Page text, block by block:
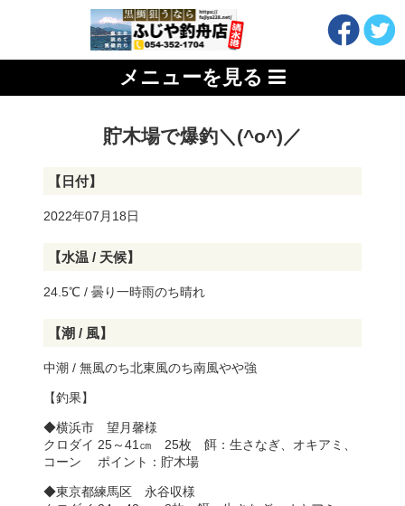
メニューを見る
貯木場で爆釣＼(^o^)／
【日付】
2022年07月18日
【水温 / 天候】
24.5℃ / 曇り一時雨のち晴れ
【潮 / 風】
中潮 / 無風のち北東風のち南風やや強
【釣果】
◆横浜市 望月馨様
クロダイ 25～41㎝ 25枚 餌：生さなぎ、オキアミ、
コーン ポイント：貯木場
◆東京都練馬区 永谷収様